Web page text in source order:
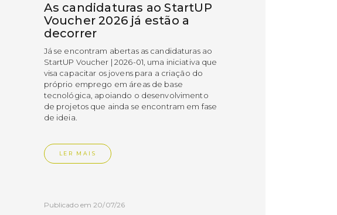
As candidaturas ao StartUP
Voucher 2026 já estão a
decorrer
Já se encontram abertas as candidaturas ao
StartUP Voucher | 2026-01, uma iniciativa que
visa capacitar os jovens para a criação do
próprio emprego em áreas de base
tecnológica, apoiando o desenvolvimento
de projetos que ainda se encontram em fase
de ideia.
LER MAIS
Publicado em 20/07/26